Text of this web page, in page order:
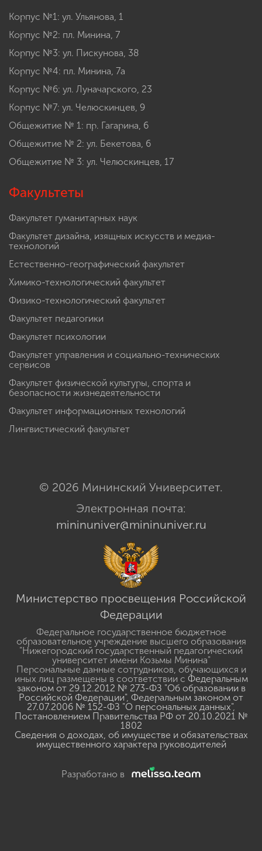
Корпус №1: ул. Ульянова, 1
Корпус №2: пл. Минина, 7
Корпус №3: ул. Пискунова, 38
Корпус №4: пл. Минина, 7а
Корпус №6: ул. Луначарского, 23
Корпус №7: ул. Челюскинцев, 9
Общежитие № 1: пр. Гагарина, 6
Общежитие № 2: ул. Бекетова, 6
Общежитие № 3: ул. Челюскинцев, 17
Факультеты
Факультет гуманитарных наук
Факультет дизайна, изящных искусств и медиа-
технологий
Естественно-географический факультет
Химико-технологический факультет
Физико-технологический факультет
Факультет педагогики
Факультет психологии
Факультет управления и социально-технических
сервисов
Факультет физической культуры, спорта и
безопасности жизнедеятельности
Факультет информационных технологий
Лингвистический факультет
© 2026 Мининский Университет.
Электронная почта:
mininuniver@mininuniver.ru
Министерство просвещения Российской
Федерации
Федеральное государственное бюджетное
образовательное учреждение высшего образования
"Нижегородский государственный педагогический
университет имени Козьмы Минина"
Персональные данные сотрудников, обучающихся и
иных лиц размещены в соответствии с Федеральным
законом от 29.12.2012 № 273-ФЗ "Об образовании в
Российской Федерации", Федеральным законом от
27.07.2006 № 152-ФЗ "О персональных данных",
Постановлением Правительства РФ от 20.10.2021 №
1802
Сведения о доходах, об имуществе и обязательствах
имущественного характера руководителей
Разработано в